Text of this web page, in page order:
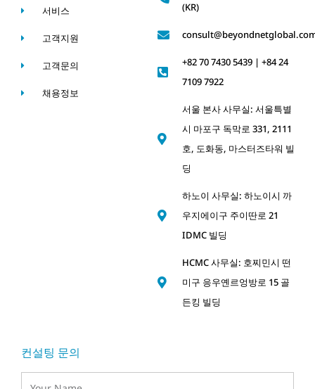
서비스
고객지원
고객문의
채용정보
(KR)
+82 70 7430 5439 | +84 24
7109 7922
서울 본사 사무실: 서울특별
시 마포구 독막로 331, 2111
호, 도화동, 마스터즈타워 빌
딩
하노이 사무실: 하노이시 까
우지에이구 주이딴로 21
IDMC 빌딩
HCMC 사무실: 호찌민시 떤
미구 응우옌르엉방로 15 골
든킹 빌딩
컨설팅 문의